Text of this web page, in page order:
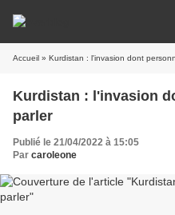
Accueil » Kurdistan : l'invasion dont
Kurdistan : l'invasion
parler
Publié le 21/04/2022 à 15:05
Par caroleone